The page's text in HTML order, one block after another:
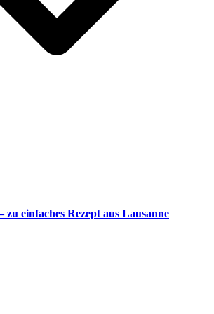
zu einfaches Rezept aus Lausanne